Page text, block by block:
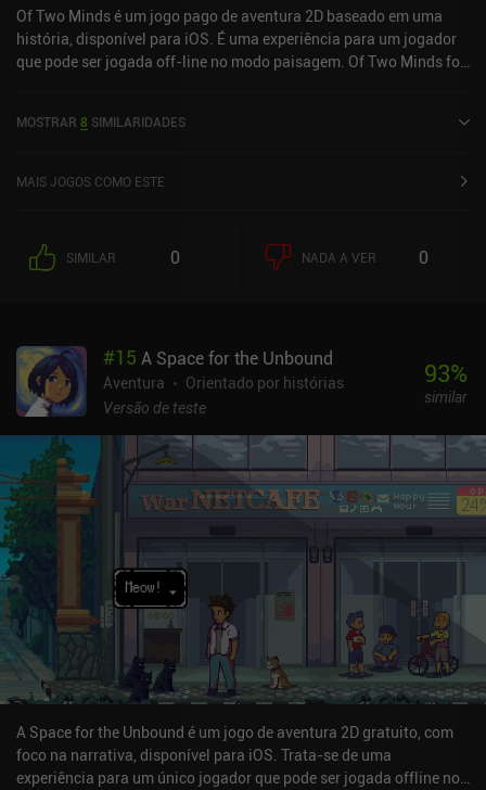
Of Two Minds é um jogo pago de aventura 2D baseado em uma
história, disponível para iOS. É uma experiência para um jogador
que pode ser jogada off-line no modo paisagem. Of Two Minds foi
MOSTRAR 8 SIMILARIDADES
MAIS JOGOS COMO ESTE
SIMILAR 0 NADA A VER 0
#15 A Space for the Unbound
Aventura
Orientado por histórias
Versão de teste
93%
similar
A Space for the Unbound é um jogo de aventura 2D gratuito, com
foco na narrativa, disponível para iOS. Trata-se de uma
experiência para um único jogador que pode ser jogada offline no